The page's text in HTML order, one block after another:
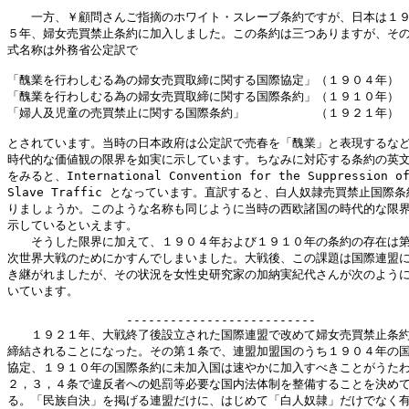
一方、￥顧問さんご指摘のホワイト・スレーブ条約ですが、日本は１
５年、婦女売買禁止条約に加入しました。この条約は三つありますが、そ
式名称は外務省公定訳で
「醜業を行わしむる為の婦女売買取締に関する国際協定」（１９０４年）
「醜業を行わしむる為の婦女売買取締に関する国際条約」（１９１０年）
「婦人及児童の売買禁止に関する国際条約」　　　　　　（１９２１年）
とされています。当時の日本政府は公定訳で売春を「醜業」と表現するな
時代的な価値観の限界を如実に示しています。ちなみに対応する条約の英
をみると、International Convention for the Suppression
Slave Traffic となっています。直訳すると、白人奴隷売買禁止国際条
りましょうか。このような名称も同じように当時の西欧諸国の時代的な限
示しているといえます。
そうした限界に加えて、１９０４年および１９１０年の条約の存在は
次世界大戦のためにかすんでしまいました。大戦後、この課題は国際連盟
き継がれましたが、その状況を女性史研究家の加納実紀代さんが次のよう
いています。
--------------------------
１９２１年、大戦終了後設立された国際連盟で改めて婦女売買禁止条
締結されることになった。その第１条で、連盟加盟国のうち１９０４年の
協定、１９１０年の国際条約に未加入国は速やかに加入すべきことがうた
２，３，４条で違反者への処罰等必要な国内法体制を整備することを決め
る。「民族自決」を掲げる連盟だけに、はじめて「白人奴隷」だけでなく